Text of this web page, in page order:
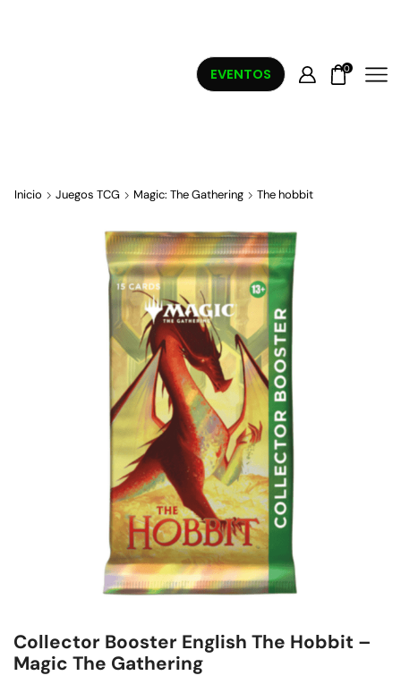
EVENTOS 0
Inicio Juegos TCG Magic: The Gathering The hobbit
Collector Booster English The Hobbit –
Magic The Gathering